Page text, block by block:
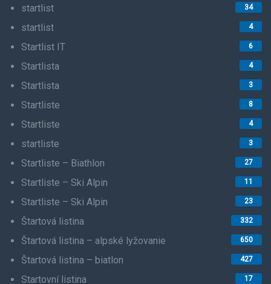
startlist 34
startlist 4
Startlist IT 6
Startlista 4
Startlista 3
Startliste 8
Startliste 4
startliste 3
Startliste – Biathlon 27
Startliste – Ski Alpin 11
Startliste – Ski Alpin 23
Štartová listina 332
Štartová listina – alpské lyžovanie 650
Štartová listina – biatlon 427
Startovní listina 17